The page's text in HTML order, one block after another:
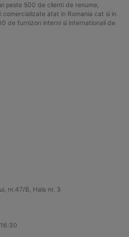
peste 500 de clienti de renume,
atat in Romania cat si in
de furnizori interni si internationali de
nr.47/B, Hala nr. 3